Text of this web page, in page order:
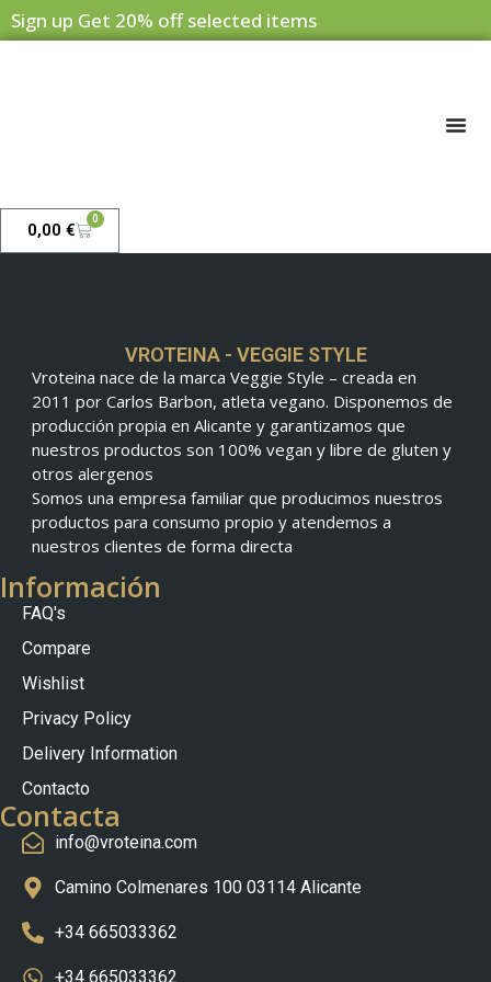
Sign up Get 20% off selected items
0,00 €
0
VROTEINA - VEGGIE STYLE
Vroteina nace de la marca Veggie Style – creada en
2011 por Carlos Barbon, atleta vegano. Disponemos de
producción propia en Alicante y garantizamos que
nuestros productos son 100% vegan y libre de gluten y
otros alergenos
Somos una empresa familiar que producimos nuestros
productos para consumo propio y atendemos a
nuestros clientes de forma directa
Información
FAQ's
Compare
Wishlist
Privacy Policy
Delivery Information
Contacto
Contacta
info@vroteina.com
Camino Colmenares 100 03114 Alicante
+34 665033362
+34 665033362
Português (AO90)